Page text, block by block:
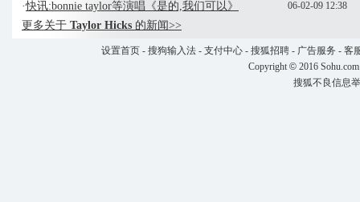
06-02-09 12:38
·快讯:bonnie taylor等演唱《是的,我们可以》
更多关于 Taylor Hicks 的新闻>>
设置首页- 搜狗输入法- 支付中心- 搜狐招聘- 广告服务 - 客
Copyright © 2016
搜狐不良信息